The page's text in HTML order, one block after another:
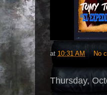
at 10:31 AM No
Thursday,